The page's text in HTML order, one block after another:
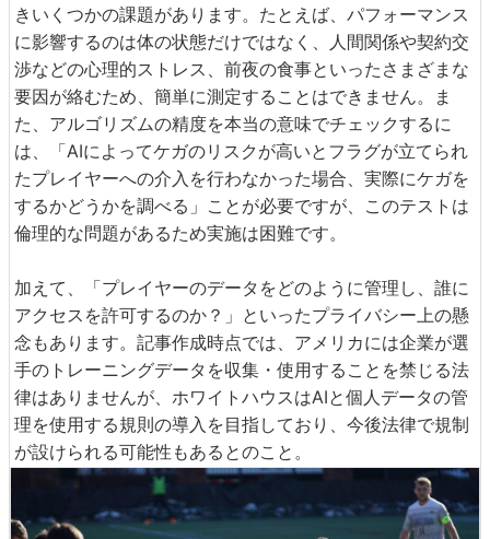
きいくつかの課題があります。たとえば、パフォーマンス
に影響するのは体の状態だけではなく、人間関係や契約交
渉などの心理的ストレス、前夜の食事といったさまざまな
要因が絡むため、簡単に測定することはできません。ま
た、アルゴリズムの精度を本当の意味でチェックするに
は、「AIによってケガのリスクが高いとフラグが立てられ
たプレイヤーへの介入を行わなかった場合、実際にケガを
するかどうかを調べる」ことが必要ですが、このテストは
倫理的な問題があるため実施は困難です。
加えて、「プレイヤーのデータをどのように管理し、誰に
アクセスを許可するのか？」といったプライバシー上の懸
念もあります。記事作成時点では、アメリカには企業が選
手のトレーニングデータを収集・使用することを禁じる法
律はありませんが、ホワイトハウスはAIと個人データの管
理を使用する規則の導入を目指しており、今後法律で規制
が設けられる可能性もあるとのこと。